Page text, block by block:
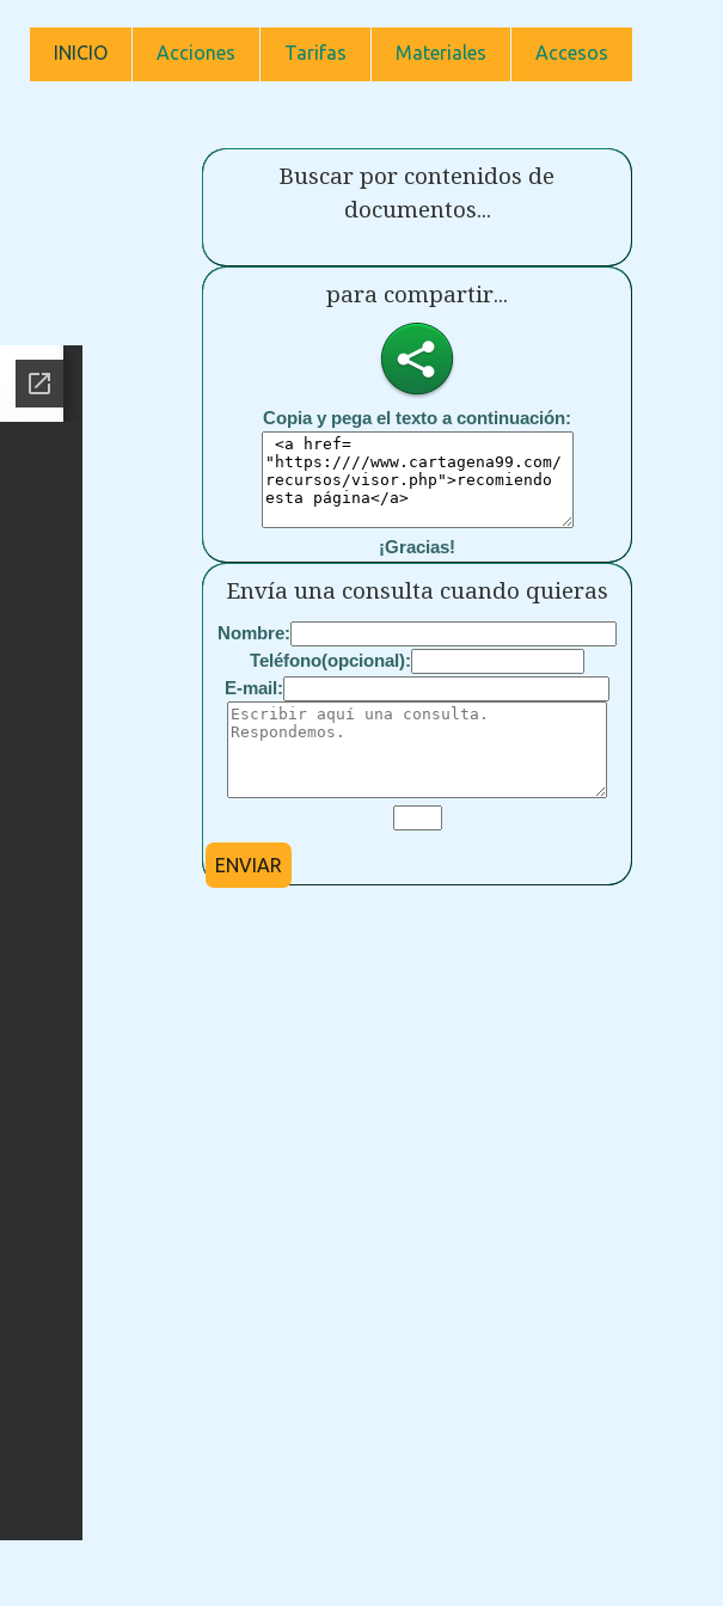
INICIO Acciones Tarifas Materiales Accesos
Buscar por contenidos de
documentos...
para compartir...
Copia y pega el texto a continuación:
¡Gracias!
Envía una consulta cuando quieras
Nombre:
Teléfono(opcional):
E-mail:
ENVIAR